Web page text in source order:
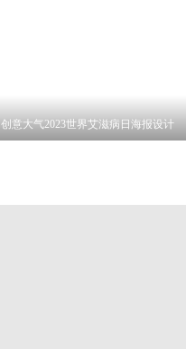
创意大气2023世界艾滋病日海报设计